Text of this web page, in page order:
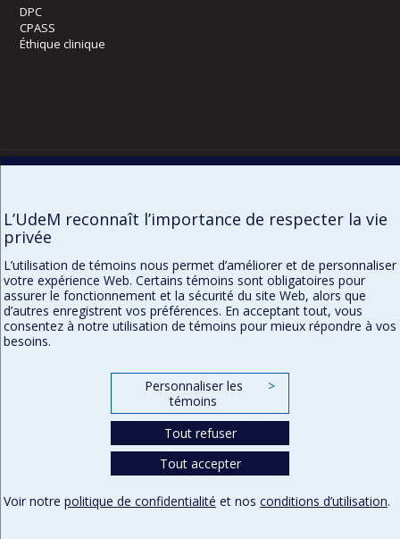
DPC
CPASS
Éthique clinique
Confidentialité Conditions d’utilisation Paramètres des témoins
L’UdeM reconnaît l’importance de respecter la vie
privée
L’utilisation de témoins nous permet d’améliorer et de personnaliser
votre expérience Web. Certains témoins sont obligatoires pour
assurer le fonctionnement et la sécurité du site Web, alors que
d’autres enregistrent vos préférences. En acceptant tout, vous
consentez à notre utilisation de témoins pour mieux répondre à vos
besoins.
Personnaliser les
témoins
>
Tout refuser
Tout accepter
Voir notre politique de confidentialité et nos conditions d’utilisation.